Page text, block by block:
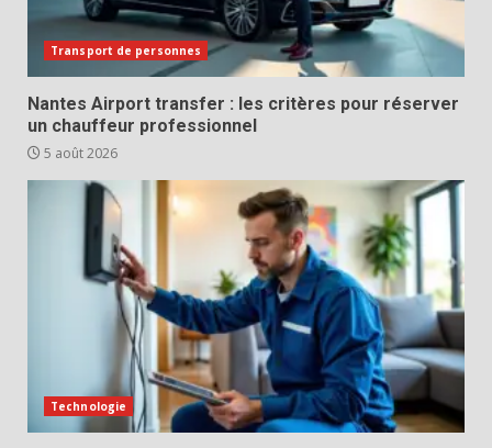
Transport de personnes
Nantes Airport transfer : les critères pour réserver
un chauffeur professionnel
5 août 2026
Technologie